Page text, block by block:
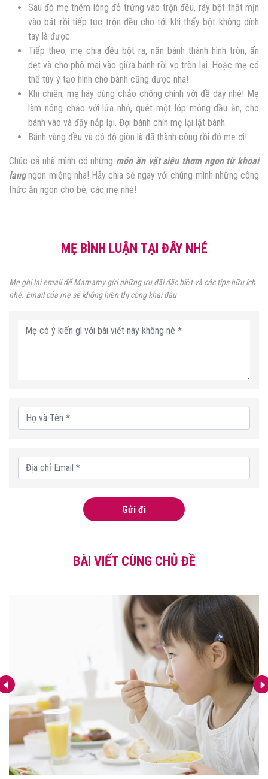
Sau đó mẹ thêm lòng đỏ trứng vào trộn đều, rây bột thật mịn
vào bát rồi tiếp tục trộn đều cho tới khi thấy bột không dính
tay là được.
Tiếp theo, mẹ chia đều bột ra, nặn bánh thành hình tròn, ấn
dẹt và cho phô mai vào giữa bánh rồi vo tròn lại. Hoặc mẹ có
thể tùy ý tạo hình cho bánh cũng được nha!
Khi chiên, mẹ hãy dùng chảo chống chính với đề dày nhé! Mẹ
làm nóng chảo với lửa nhỏ, quét một lớp mỏng dầu ăn, cho
bánh vào và đậy nắp lại. Đợi bánh chín mẹ lại lật bánh.
Bánh vàng đều và có độ giòn là đã thành công rồi đó mẹ ơi!
Chúc cả nhà mình có những món ăn vặt siêu thơm ngon từ khoai
langngon miệng nha! Hãy chia sẻ ngay với chúng mình những công
thức ăn ngon cho bé, các mẹ nhé!
MẸ BÌNH LUẬN TẠI ĐÂY NHÉ
Mẹ ghi lại email để Mamamy gửi những ưu đãi đặc biệt và các tips hữu ích
nhé. Email của mẹ sẽ không hiển thị công khai đâu
Gửi đi
BÀI VIẾT CÙNG CHỦ ĐỀ